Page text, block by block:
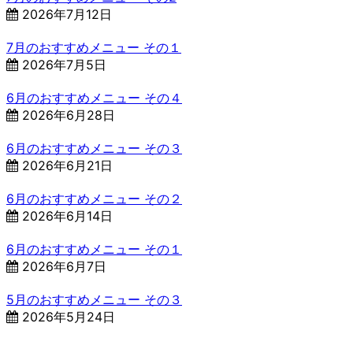
2026年7月12日
7月のおすすめメニュー その１
2026年7月5日
6月のおすすめメニュー その４
2026年6月28日
6月のおすすめメニュー その３
2026年6月21日
6月のおすすめメニュー その２
2026年6月14日
6月のおすすめメニュー その１
2026年6月7日
5月のおすすめメニュー その３
2026年5月24日